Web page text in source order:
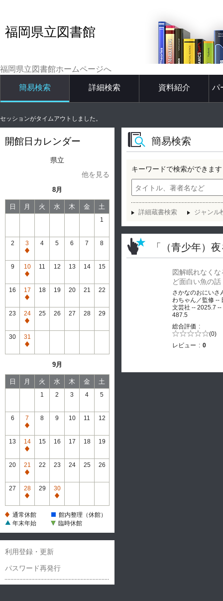
福岡県立図書館
福岡県立図書館ホームページへ
簡易検索 詳細検索 資料紹介 パ
セッションがタイムアウトしました。
開館日カレンダー
県立
他を見る
8月
日 月 火 水 木 金 土
1
2
3
通
常
休
館
4 5 6 7 8
9
10
通
常
休
館
11 12 13 14 15
16
17
通
常
休
館
18 19 20 21 22
23
24
通
常
休
館
25 26 27 28 29
30
31
通
館
9月
日 月 火 水 木 金 土
1 2 3 4 5
6
7
通
常
休
館
8 9 10 11 12
13
14
通
常
休
館
15 16 17 18 19
20
21
通
常
休
館
22 23 24 25 26
27
28
通
休
29
30
通
休
通常休館
館内整理（休館）
年末年始
臨時休館
利用登録・更新
パスワード再発行
簡易検索
キーワードで検索ができます
詳細蔵書検索 ジャンル
「（青少年）
図解眠れなくな
ど面白い魚の話
さかなのおにいさ
わちゃん／監修 --
文芸社 -- 2025.7 --
487.5
総合評価
5段階評価の (0)
レビュー
0